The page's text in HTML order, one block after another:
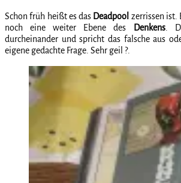
Schon früh heißt es das Deadpool zerrissen ist.
noch eine weiter Ebene des
Denkens.
durcheinander und spricht das falsche aus
eigene gedachte Frage. Sehr geil ?.